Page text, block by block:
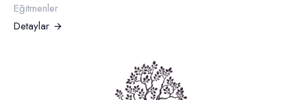
Eğitmenler
Detaylar